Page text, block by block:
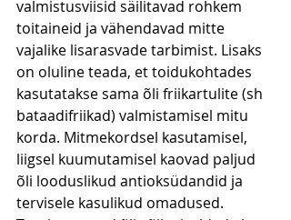
valmistusviisid säilitavad rohkem
toitaineid ja vähendavad mitte
vajalike lisarasvade tarbimist. Lisaks
on oluline teada, et toidukohtades
kasutatakse sama õli friikartulite (sh
bataadifriikad) valmistamisel mitu
korda. Mitmekordsel kasutamisel,
liigsel kuumutamisel kaovad paljud
õli looduslikud antioksüdandid ja
tervisele kasulikud omadused.